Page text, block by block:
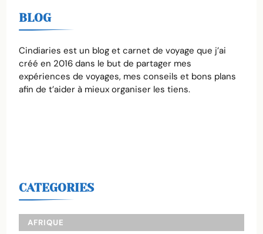
BLOG
Cindiaries est un blog et carnet de voyage que j’ai
créé en 2016 dans le but de partager mes
expériences de voyages, mes conseils et bons plans
afin de t’aider à mieux organiser les tiens.
CATEGORIES
AFRIQUE